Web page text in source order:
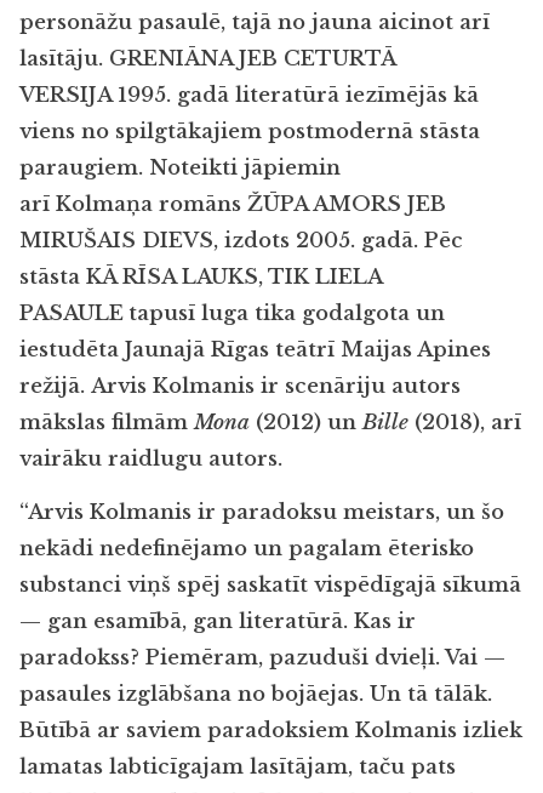
personāžu pasaulē, tajā no jauna aicinot arī
lasītāju. GRENIĀNA JEB CETURTĀ
VERSIJA 1995. gadā literatūrā iezīmējās kā
viens no spilgtākajiem postmodernā stāsta
paraugiem. Noteikti jāpiemin
arī Kolmaņa romāns ŽŪPA AMORS JEB
MIRUŠAIS DIEVS, izdots 2005. gadā. Pēc
stāsta KĀ RĪSA LAUKS, TIK LIELA
PASAULE tapusī luga tika godalgota un
iestudēta Jaunajā Rīgas teātrī Maijas Apines
režijā. Arvis Kolmanis ir scenāriju autors
mākslas filmāmMona (2012) unBille (2018), arī
vairāku raidlugu autors.
“Arvis Kolmanis ir paradoksu meistars, un šo
nekādi nedefinējamo un pagalam ēterisko
substanci viņš spēj saskatīt vispēdīgajā sīkumā
— gan esamībā, gan literatūrā. Kas ir
paradokss? Piemēram, pazuduši dvieļi. Vai —
pasaules izglābšana no bojāejas. Un tā tālāk.
Būtībā ar saviem paradoksiem Kolmanis izliek
lamatas labticīgajam lasītājam, taču pats